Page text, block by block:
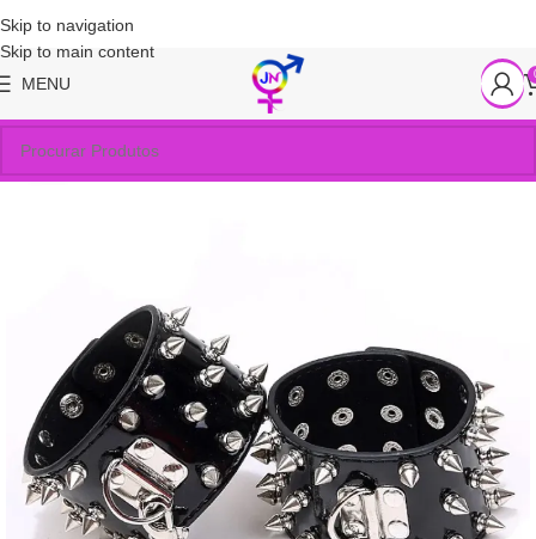
Skip to navigation
Skip to main content
MENU